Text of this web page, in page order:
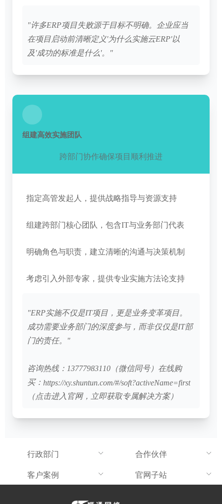
"许多ERP项目失败源于目标不明确。企业应当
在项目启动前清晰定义'为什么实施云ERP'以
及'成功的标准是什么'。"
组建高效实施团队
跨部门协作确保项目顺利推进
指定高管发起人，提供战略指导与资源支持
组建跨部门核心团队，包含IT与业务部门代表
明确角色与职责，建立清晰的沟通与决策机制
考虑引入外部专家，提供专业实施方法论支持
"ERP实施不仅是IT项目，更是业务变革项目。
成功需要业务部门的深度参与，而非仅仅是IT部
门的责任。"
咨询热线：13777983110（微信同号）在线购
买： https://xy.shuntun.com/#/soft?activeName=first
（点击进入官网，立即获取专属解决方案）
行政部门
合作伙伴
客户案例
官网子站